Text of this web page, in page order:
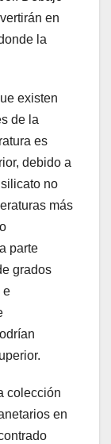
en
la
existen
de la
es
debido a
no
más
parte
grados
e
colección
en